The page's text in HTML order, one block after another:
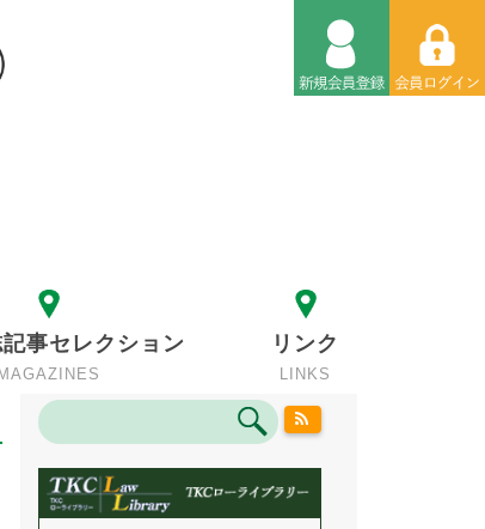
記事セレクション
MAGAZINES
リンク
LINKS